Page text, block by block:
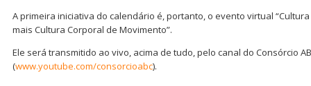
A primeira iniciativa do calendário é, portanto, o evento virtual
mais Cultura Corporal de Movimento”.
Ele será transmitido ao vivo, acima de tudo, pelo canal do Consórcio
(www.youtube.com/consorcioabc).